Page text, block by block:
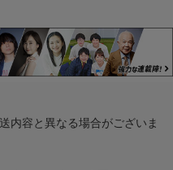
内容と異なる場合がございま